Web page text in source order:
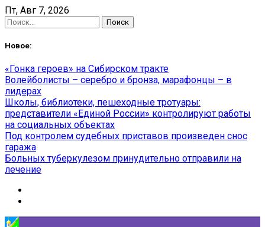
Skip
to
content
Пт, Авг 7, 2026
Найти:
Новое:
«Гонка героев» на Сибирском тракте
Волейболисты – серебро и бронза, марафонцы – в
лидерах
Школы, библиотеки, пешеходные тротуары:
представители «Единой России» контролируют работы
на социальных объектах
Под контролем судебных приставов произведен снос
гаража
Больных туберкулезом принудительно отправили на
лечение